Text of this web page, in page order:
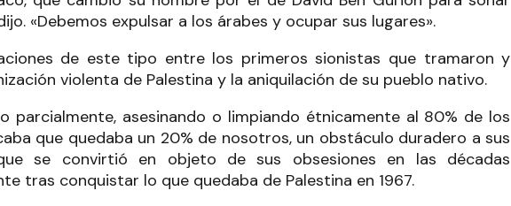
«Debemos expulsar a los árabes y ocupar sus lugares».
de este tipo entre los primeros sionistas que tramaron y
violenta de Palestina y la aniquilación de su pueblo nativo.
parcialmente, asesinando o limpiando étnicamente al 80% de los
que quedaba un 20% de nosotros, un obstáculo duradero a sus
se convirtió en objeto de sus obsesiones en las décadas
tras conquistar lo que quedaba de Palestina en 1967.